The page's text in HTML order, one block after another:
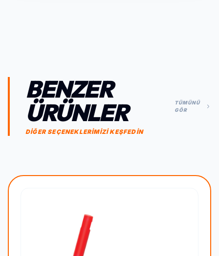
BENZER
ÜRÜNLER
DİĞER SEÇENEKLERİMİZİ KEŞFEDİN
TÜMÜNÜ
GÖR